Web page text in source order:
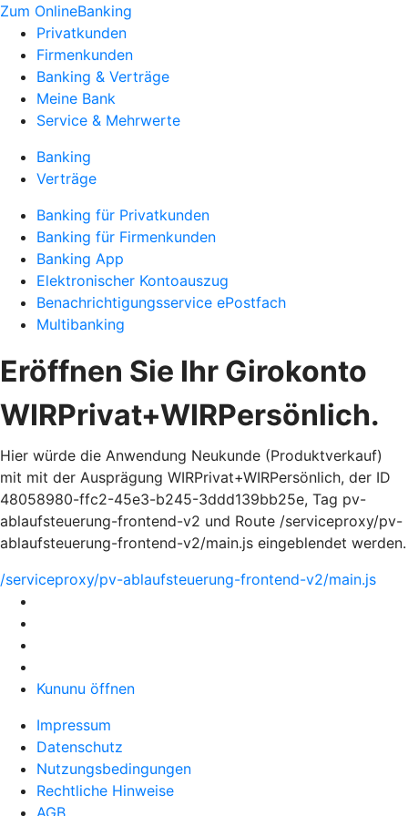
Zum OnlineBanking
Privatkunden
Firmenkunden
Banking & Verträge
Meine Bank
Service & Mehrwerte
Banking
Verträge
Banking für Privatkunden
Banking für Firmenkunden
Banking App
Elektronischer Kontoauszug
Benachrichtigungsservice ePostfach
Multibanking
Eröffnen Sie Ihr Girokonto
WIRPrivat+WIRPersönlich.
Hier würde die Anwendung Neukunde (Produktverkauf)
mit mit der Ausprägung WIRPrivat+WIRPersönlich, der ID
48058980-ffc2-45e3-b245-3ddd139bb25e, Tag pv-
ablaufsteuerung-frontend-v2 und Route /serviceproxy/pv-
ablaufsteuerung-frontend-v2/main.js eingeblendet werden.
/serviceproxy/pv-ablaufsteuerung-frontend-v2/main.js
Kununu öffnen
Impressum
Datenschutz
Nutzungsbedingungen
Rechtliche Hinweise
AGB